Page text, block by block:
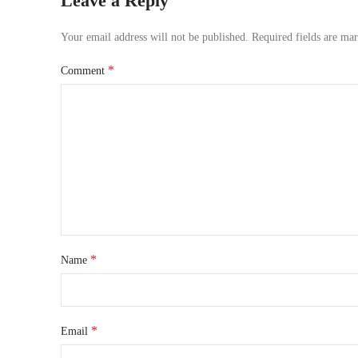
Your email address will not be published. Required fields are
Comment *
Name *
Email *